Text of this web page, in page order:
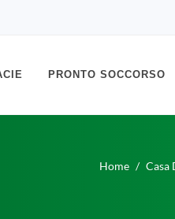
PRONTO SOCCORSO
Home Casa